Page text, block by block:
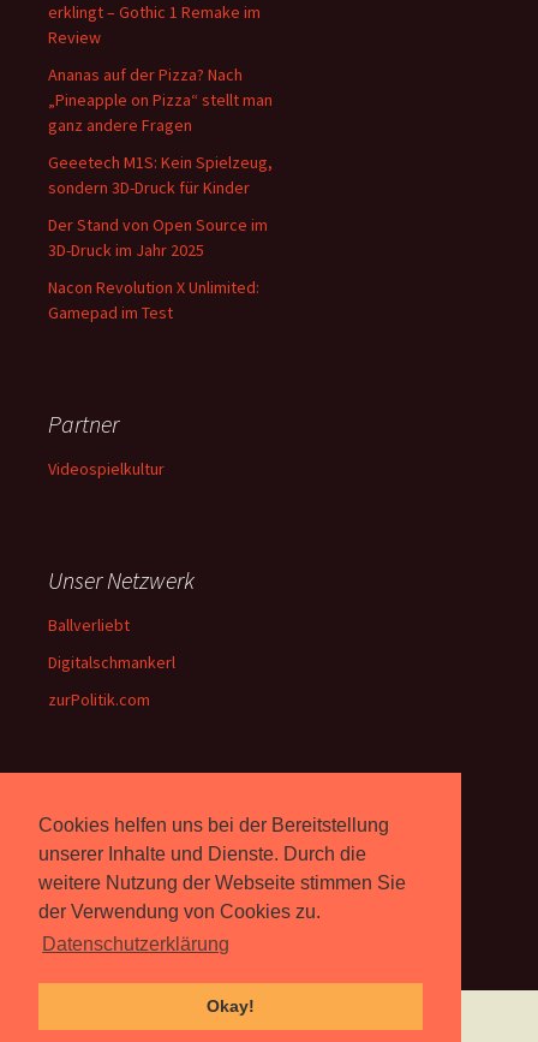
Cookies helfen uns bei der Bereitstellung
unserer Inhalte und Dienste. Durch die
weitere Nutzung der Webseite stimmen Sie
der Verwendung von Cookies zu.
Datenschutzerklärung
Okay!
erklingt – Gothic 1 Remake im
Review
Ananas auf der Pizza? Nach
„Pineapple on Pizza“ stellt man
ganz andere Fragen
Geeetech M1S: Kein Spielzeug,
sondern 3D-Druck für Kinder
Der Stand von Open Source im
3D-Druck im Jahr 2025
Nacon Revolution X Unlimited:
Gamepad im Test
Partner
Videospielkultur
Unser Netzwerk
Ballverliebt
Digitalschmankerl
zurPolitik.com
Über Uns
Rebell.atberichtet seit 2003
unabhängig über Computer-
und Videospiele. (
Impressum )